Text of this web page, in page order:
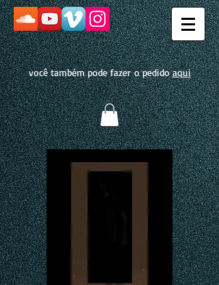
você também pode fazer o pedidoaqui